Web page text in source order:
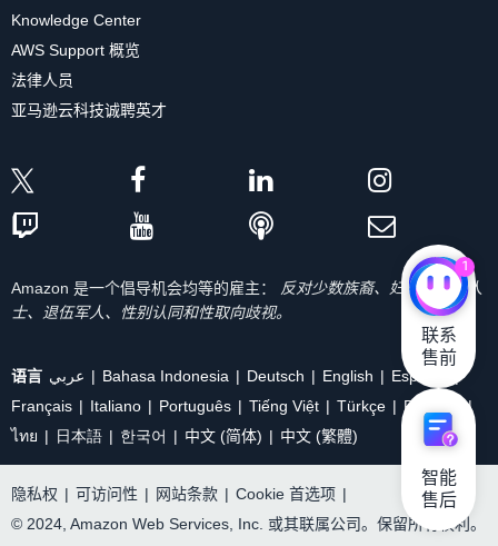
Knowledge Center
AWS Support 概览
法律人员
亚马逊云科技诚聘英才
Amazon 是一个倡导机会均等的雇主：
反对少数族裔、妇女、残疾人
士、退伍军人、性别认同和性取向歧视。
语言 عربي Bahasa Indonesia Deutsch English
Español
Français
Italiano Português Tiếng Việt Türkçe
Ρусский
ไทย
日本語 한국어 中文 (简体) 中文 (繁體)
隐私权 | 可访问性 | 网站条款 | Cookie 首选项 |
© 2024, Amazon Web Services, Inc. 或其联属公司。保留所有权利。
1
联系
售前
智能
售后